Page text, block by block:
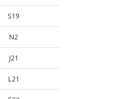
S19
N2
J21
L21